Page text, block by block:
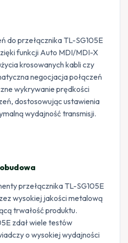
do przełącznika TL-SG105E
funkcji Auto MDI/MDI-X
krosowanych kabli czy
negocjacja połączeń
wykrywanie prędkości
dostosowując ustawienia
wydajność transmisji.
przełącznika TL-SG105E
wysokiej jakości metalową
trwałość produktu.
zdał wiele testów
o wysokiej wydajności